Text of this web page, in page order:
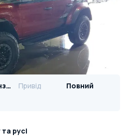
3.0л / Бензин Привід
Повний
русі